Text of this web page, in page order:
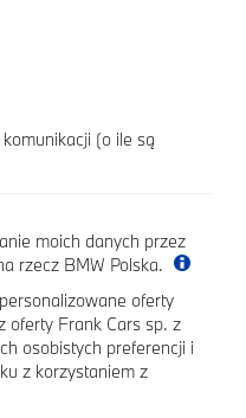
(o ile są
moich danych przez
rzecz BMW Polska.
oferty
oferty Frank Cars sp. z
osobistych preferencji i
z korzystaniem z